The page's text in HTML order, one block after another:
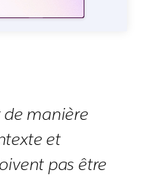
de manière
et
pas être